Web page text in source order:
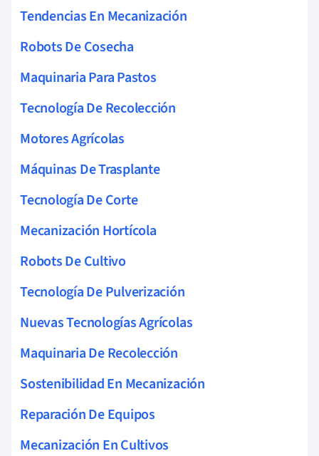
Tendencias En Mecanización
Robots De Cosecha
Maquinaria Para Pastos
Tecnología De Recolección
Motores Agrícolas
Máquinas De Trasplante
Tecnología De Corte
Mecanización Hortícola
Robots De Cultivo
Tecnología De Pulverización
Nuevas Tecnologías Agrícolas
Maquinaria De Recolección
Sostenibilidad En Mecanización
Reparación De Equipos
Mecanización En Cultivos